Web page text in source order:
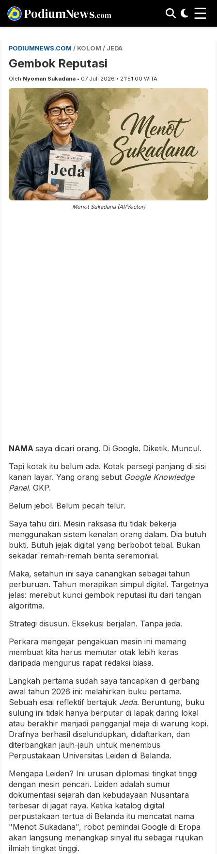
PodiumNews.com ☰
PODIUMNEWS.COM / KOLOM / JEDA
Gembok Reputasi
Oleh Nyoman Sukadana • 07 Juli 2026 • 21:51:00 WITA
Menot Sukadana (AI/Vector)
NAMA saya dicari orang. Di Google. Diketik. Muncul.
Tapi kotak itu belum ada. Kotak persegi panjang di sisi
kanan layar. Yang orang sebut Google Knowledge
Panel. GKP.
Belum jebol. Belum pecah telur.
Saya tahu diri. Mesin raksasa itu tidak bekerja
menggunakan sistem kenalan orang dalam. Dia butuh
bukti. Butuh jejak digital yang berbobot tebal. Bukan
sekadar remah-remah berita seremonial.
Maka, setahun ini saya canangkan sebagai tahun
perburuan. Tahun merapikan simpul digital. Targetnya
jelas: merebut kunci gembok reputasi itu dari tangan
algoritma.
Strategi disusun. Eksekusi berjalan. Tanpa jeda.
Perkara mengejar pengakuan mesin ini memang
membuat kita harus memutar otak lebih keras
daripada mengurus rapat redaksi biasa.
Langkah pertama sudah saya tancapkan di gerbang
awal tahun 2026 ini: melahirkan buku pertama.
Sebuah esai reflektif bertajuk Jeda. Beruntung, buku
sulung ini tidak hanya berputar di lapak daring lokal
atau berakhir menjadi pengganjal meja di warung kopi.
Drafnya berhasil diselundupkan, didaftarkan, dan
diterbangkan jauh-jauh untuk menembus
Perpustakaan Universitas Leiden di Belanda.
Mengapa Leiden? Ini urusan diplomasi tingkat tinggi
dengan mesin pencari. Leiden adalah sumur
dokumentasi sejarah dan kebudayaan Nusantara
terbesar di jagat raya. Ketika katalog digital
perpustakaan tertua di Belanda itu mencatat nama
"Menot Sukadana", robot pemindai Google di Eropa
akan langsung menangkap sinyal itu sebagai rujukan
ilmiah tingkat tinggi.